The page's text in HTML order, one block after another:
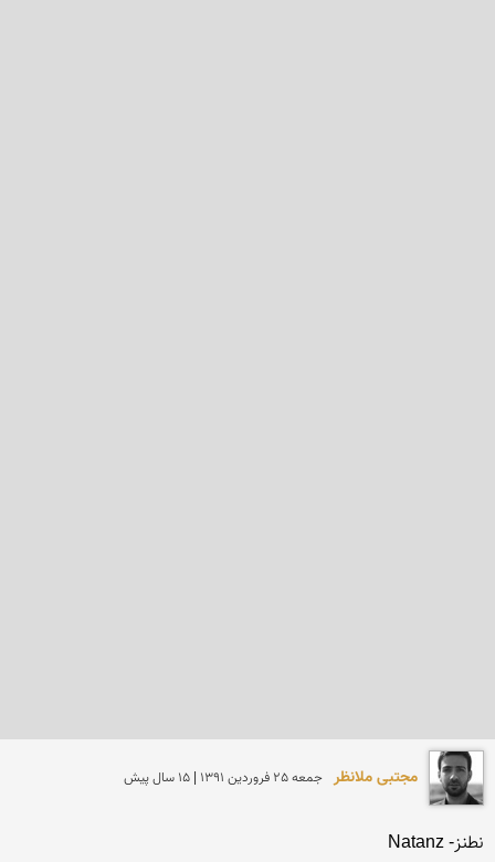
مجتبی ملانظر جمعه 25 فروردين 1391 | 15 سال پیش